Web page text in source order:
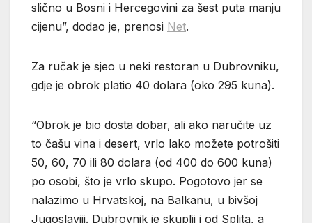
slično u Bosni i Hercegovini za šest puta manju
cijenu”, dodao je, prenosi Net.
Za ručak je sjeo u neki restoran u Dubrovniku,
gdje je obrok platio 40 dolara (oko 295 kuna).
“Obrok je bio dosta dobar, ali ako naručite uz
to čašu vina i desert, vrlo lako možete potrošiti
50, 60, 70 ili 80 dolara (od 400 do 600 kuna)
po osobi, što je vrlo skupo. Pogotovo jer se
nalazimo u Hrvatskoj, na Balkanu, u bivšoj
Jugoslaviji. Dubrovnik je skuplji i od Splita, a